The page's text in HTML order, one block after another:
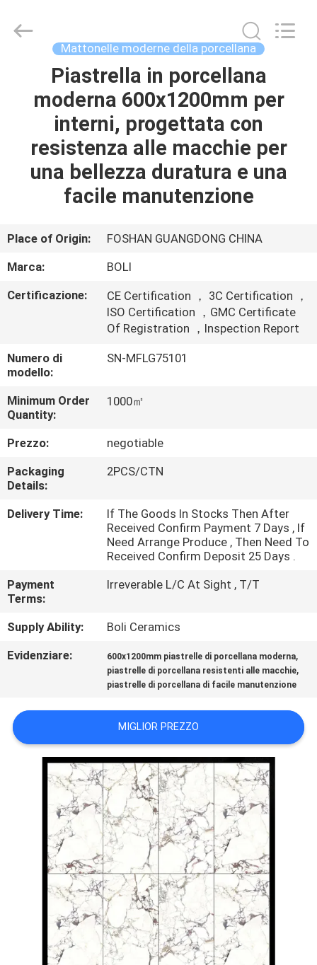
CASA.
PRODOTTI
VIDEO
NOI
ALLA
CONTROLLO
DELLA
QUALITÀ
CONTATTACI
CHIEDI UN
PREVENTIVO
SITEMAP
POLITICA
SULLA
CERAMICS
CO.,LTD..
Mattonelle moderne della porcellana
Piastrella in porcellana
moderna 600x1200mm per
interni, progettata con
resistenza alle macchie per
una bellezza duratura e una
facile manutenzione
Place of Origin:
FOSHAN GUANGDONG CHINA
Marca:
BOLI
Certificazione:
CE Certification ， 3C Certification ，
ISO Certification ，GMC Certificate
Of Registration ，Inspection Report
Numero di
modello:
SN-MFLG75101
Minimum Order
Quantity:
1000㎡
Prezzo:
negotiable
Packaging
Details:
2PCS/CTN
Delivery Time:
If The Goods In Stocks Then After
Received Confirm Payment 7 Days , If
Need Arrange Produce , Then Need To
Received Confirm Deposit 25 Days .
Payment
Terms:
Irreverable L/C At Sight , T/T
Supply Ability:
Boli Ceramics
Evidenziare:
600x1200mm piastrelle di porcellana moderna,
piastrelle di porcellana resistenti alle macchie,
piastrelle di porcellana di facile manutenzione
MIGLIOR PREZZO